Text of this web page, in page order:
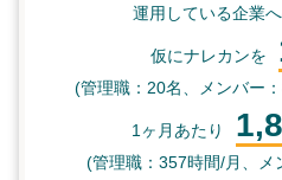
運用している企業
仮にナレカンを
(管理職：20名、メンバー
1ヶ月あたり
(管理職：357時間/月、メ